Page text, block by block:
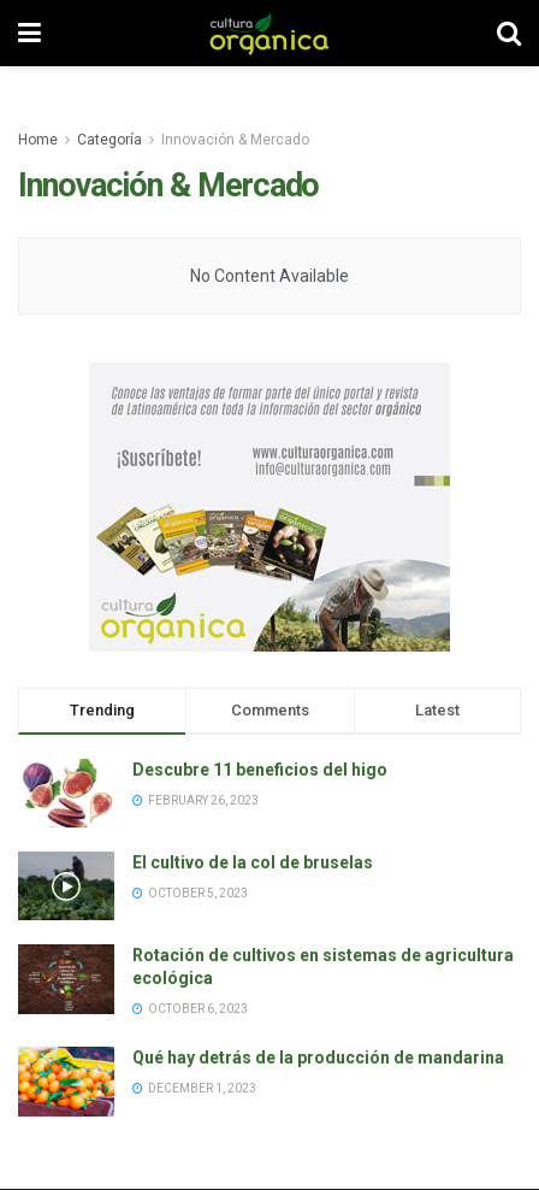
Home Categoría Innovación & Mercado
Innovación & Mercado
No Content Available
Trending Comments Latest
Descubre 11 beneficios del higo
FEBRUARY 26, 2023
El cultivo de la col de bruselas
OCTOBER 5, 2023
Rotación de cultivos en sistemas de agricultura
ecológica
OCTOBER 6, 2023
Qué hay detrás de la producción de mandarina
DECEMBER 1, 2023